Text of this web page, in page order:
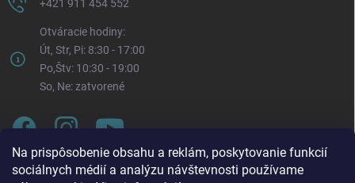
Na prispôsobenie obsahu a reklám, poskytovanie funkcií
sociálnych médií a analýzu návštevnosti používame
+421 911 454 552
Otváracie hodiny:
Út, Str, Pi: 8:30 - 17:00
Po,Štv: 10:30 - 19:00
So, Ne: zatvorené